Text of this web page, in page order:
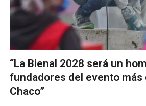
“La Bienal 2028 será un
fundadores del evento más
Chaco”